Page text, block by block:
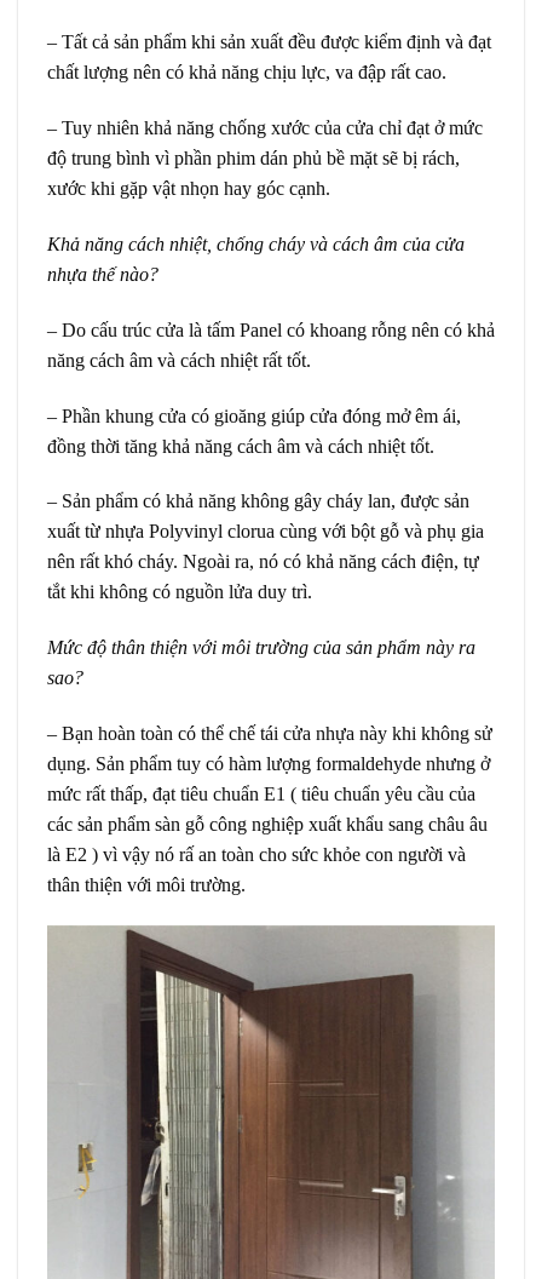
– Tất cả sản phẩm khi sản xuất đều được kiểm định và đạt
chất lượng nên có khả năng chịu lực, va đập rất cao.
– Tuy nhiên khả năng chống xước của cửa chỉ đạt ở mức
độ trung bình vì phần phim dán phủ bề mặt sẽ bị rách,
xước khi gặp vật nhọn hay góc cạnh.
Khả năng cách nhiệt, chống cháy và cách âm của cửa
nhựa thế nào?
– Do cấu trúc cửa là tấm Panel có khoang rỗng nên có khả
năng cách âm và cách nhiệt rất tốt.
– Phần khung cửa có gioăng giúp cửa đóng mở êm ái,
đồng thời tăng khả năng cách âm và cách nhiệt tốt.
– Sản phẩm có khả năng không gây cháy lan, được sản
xuất từ nhựa Polyvinyl clorua cùng với bột gỗ và phụ gia
nên rất khó cháy. Ngoài ra, nó có khả năng cách điện, tự
tắt khi không có nguồn lửa duy trì.
Mức độ thân thiện với môi trường của sản phẩm này ra
sao?
– Bạn hoàn toàn có thể chế tái cửa nhựa này khi không sử
dụng. Sản phẩm tuy có hàm lượng formaldehyde nhưng ở
mức rất thấp, đạt tiêu chuẩn E1 ( tiêu chuẩn yêu cầu của
các sản phẩm sàn gỗ công nghiệp xuất khẩu sang châu âu
là E2 ) vì vậy nó rấ an toàn cho sức khỏe con người và
thân thiện với môi trường.